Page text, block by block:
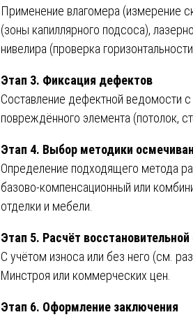
Применение влагомера (измерение
(зоны капиллярного подсоса),
нивелира (проверка
Этап 3. Фиксация дефектов
Составление дефектной ведомости
повреждённого элемента (потолок,
Этап 4. Выбор методики
Определение подходящего метода
базово-компенсационный или
отделки и мебели.
Этап 5. Расчёт
С учётом износа или без него (см.
Минстроя или коммерческих цен.
Этап 6. Оформление заключения